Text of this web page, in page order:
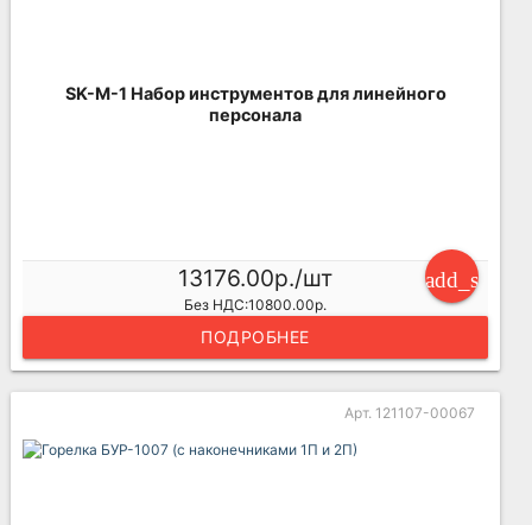
SK-M-1 Набор инструментов для линейного
персонала
13176.00р./шт
Без НДС:10800.00р.
ПОДРОБНЕЕ
Арт. 121107-00067